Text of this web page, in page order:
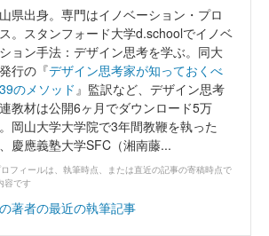
県出身。専門はイノベーション・プロ
。スタンフォード大学d.schoolでイノベ
ョン手法：デザイン思考を学ぶ。同大
行の『デザイン思考家が知っておくべ
のメソッド 』監訳など、デザイン思考
教材は公開6ヶ月でダウンロード5万
岡山大学大学院で3年間教鞭を執った
慶應義塾大学SFC（湘南藤...
フィールは、執筆時点、または直近の記事の寄稿時点で
容です
著者の最近の執筆記事